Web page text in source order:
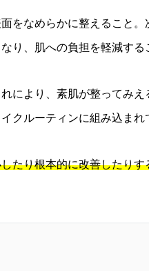
をなめらかに整えること
り、肌への負担を軽減する
により、素肌が整ってみ
クルーティンに組み込まれ
たり根本的に改善したり